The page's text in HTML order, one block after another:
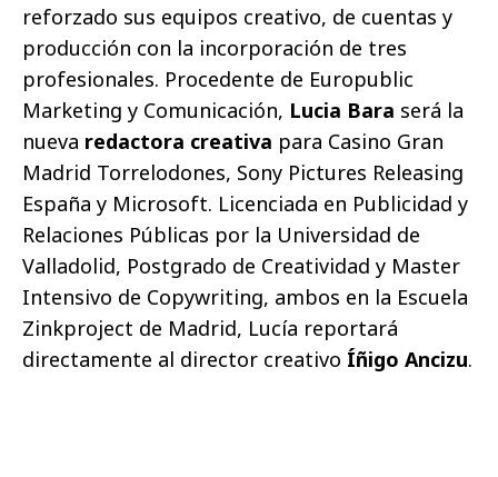
reforzado sus equipos creativo, de cuentas y
producción con la incorporación de tres
profesionales. Procedente de Europublic
Marketing y Comunicación, Lucia Bara será la
nueva redactora creativa para Casino Gran
Madrid Torrelodones, Sony Pictures Releasing
España y Microsoft. Licenciada en Publicidad y
Relaciones Públicas por la Universidad de
Valladolid, Postgrado de Creatividad y Master
Intensivo de Copywriting, ambos en la Escuela
Zinkproject de Madrid, Lucía reportará
directamente al director creativo Íñigo Ancizu.